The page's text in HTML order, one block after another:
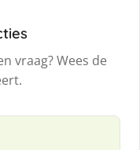
vraag? Wees de